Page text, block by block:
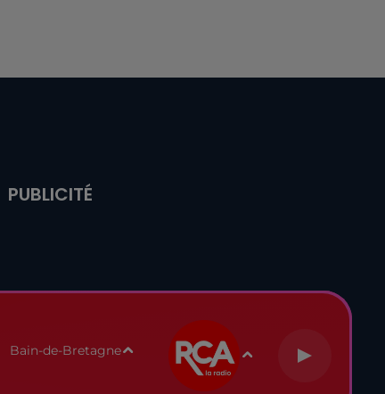
PUBLICITÉ
Bain-de-Bretagne